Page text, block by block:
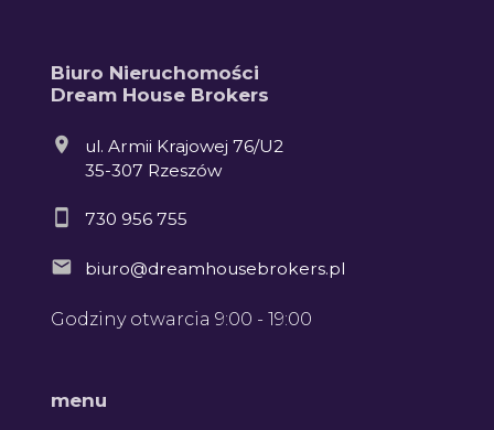
Biuro Nieruchomości
Dream House Brokers
ul. Armii Krajowej 76/U2
35-307 Rzeszów
730 956 755
biuro@dreamhousebrokers.pl
Godziny otwarcia 9:00 - 19:00
menu